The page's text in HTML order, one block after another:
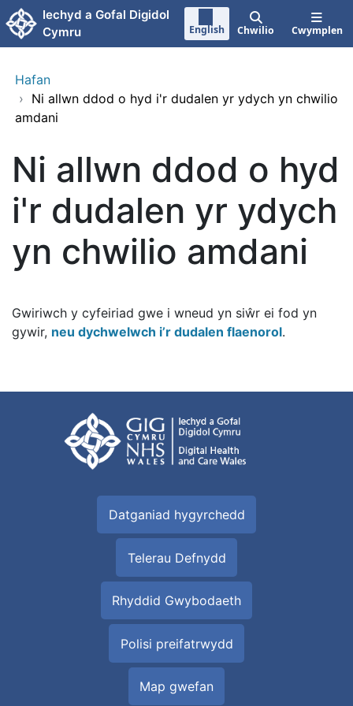
Neidio i'r prif gynnwy
Iechyd a Gofal Digidol
Cymru
English Chwilio Cwymplen
Hafan
› Ni allwn ddod o hyd i'r dudalen yr ydych yn chwilio
amdani
Ni allwn ddod o hyd
i'r dudalen yr ydych
yn chwilio amdani
Gwiriwch y cyfeiriad gwe i wneud yn siŵr ei fod yn
gywir, neu dychwelwch i’r dudalen flaenorol.
Datganiad hygyrchedd
Telerau Defnydd
Rhyddid Gwybodaeth
Polisi preifatrwydd
Map gwefan